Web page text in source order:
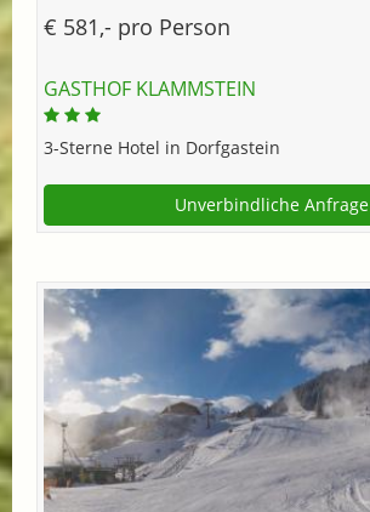
€ 581,- pro Person
GASTHOF KLAMMSTEIN
3-Sterne Hotel in Dorfgastein
Unverbindliche Anfrage